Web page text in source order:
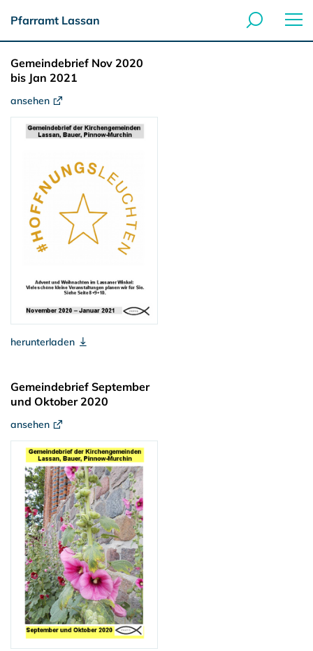
Pfarramt Lassan
Gemeindebrief Nov 2020
bis Jan 2021
ansehen
herunterladen
Gemeindebrief September
und Oktober 2020
ansehen